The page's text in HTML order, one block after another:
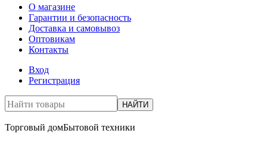
О магазине
Гарантии и безопасность
Доставка и самовывоз
Оптовикам
Контакты
Вход
Регистрация
НАЙТИ
Торговый домБытовой техники